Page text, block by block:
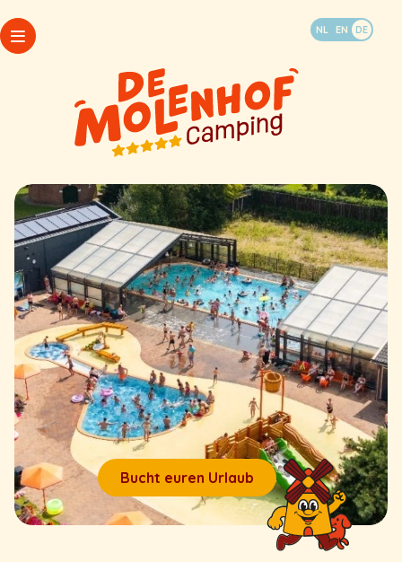
WhatsApp
Pakete
Öffnungszeiten
Mein Molenhof
FAQ
Lageplan
NL EN DE
Camping
Unterkünfte
Last-Minute-Angebote
Aktivitäten und Erlebnisse
Kontakt & Infos
Urlaub buchen
Unterkünfte
Last-Minute-Angebote
Aktivitäten und Erlebnisse
Kontakt & Infos
WhatsApp
Pakete
Öffnungszeiten
Mein Molenhof
FAQ
Lageplan
Bucht euren Urlaub